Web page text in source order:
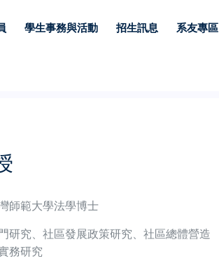
學生事務與活動 招生訊息 系友專區
師範大學法學博士
研究、社區發展政策研究、社區總體營造
務研究